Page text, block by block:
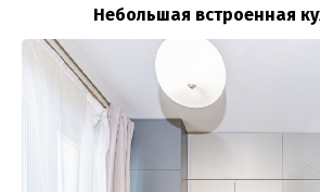
Небольшая встроенная